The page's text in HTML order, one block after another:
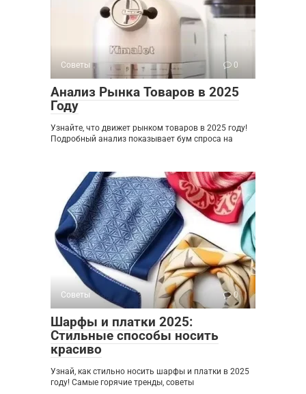
Советы 0
Анализ Рынка Товаров в 2025
Году
Узнайте, что движет рынком товаров в 2025 году!
Подробный анализ показывает бум спроса на
Советы 0
Шарфы и платки 2025:
Стильные способы носить
красиво
Узнай, как стильно носить шарфы и платки в 2025
году! Самые горячие тренды, советы